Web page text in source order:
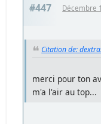
#447 Décembre
Citation de:
merci pour ton
m'a l'air au top...